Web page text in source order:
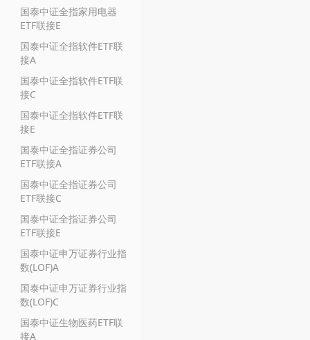
国泰中证全指家用电器
ETF联接E
国泰中证全指软件ETF联
接A
国泰中证全指软件ETF联
接C
国泰中证全指软件ETF联
接E
国泰中证全指证券公司
ETF联接A
国泰中证全指证券公司
ETF联接C
国泰中证全指证券公司
ETF联接E
国泰中证申万证券行业指
数(LOF)A
国泰中证申万证券行业指
数(LOF)C
国泰中证生物医药ETF联
接A